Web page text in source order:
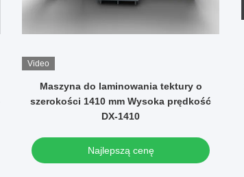
Video
Maszyna do laminowania tektury o
szerokości 1410 mm Wysoka prędkość
DX-1410
Najlepszą cenę